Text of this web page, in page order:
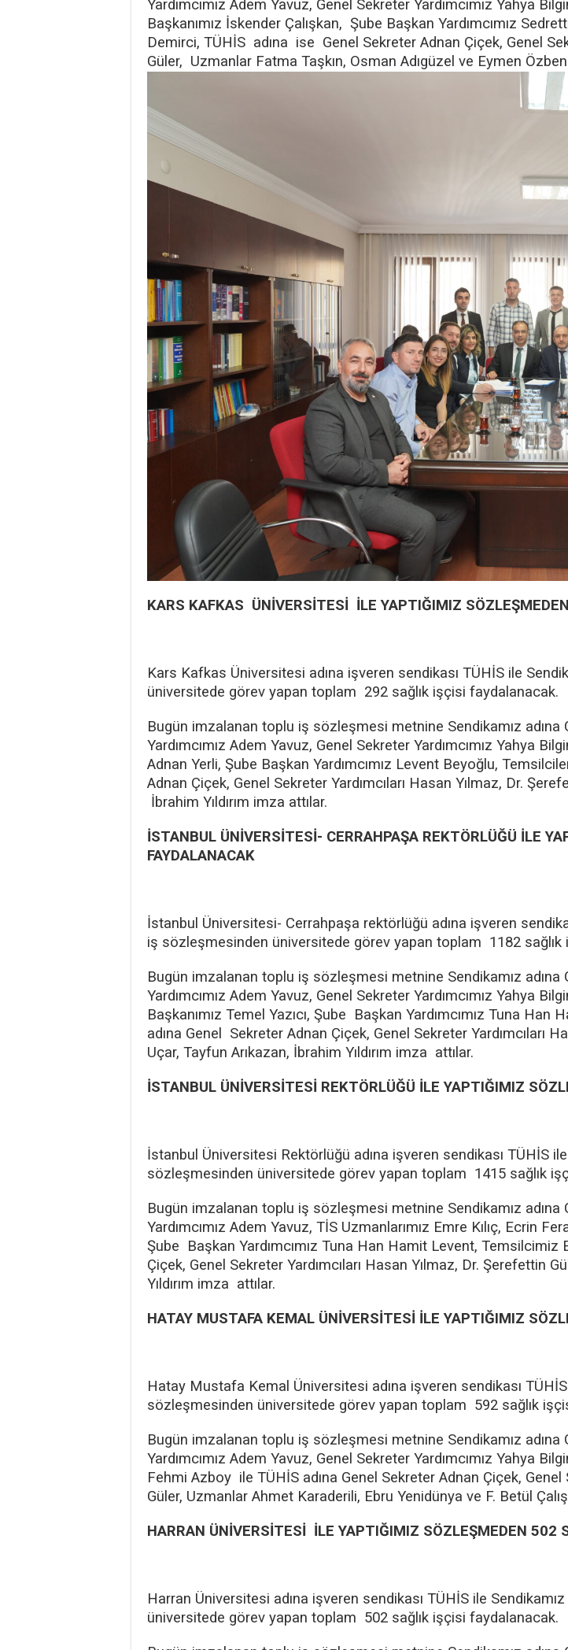
Yardımcımız Adem Yavuz, Genel Sekreter Yardımcımız Yahya
Başkanımız İskender Çalışkan, Şube Başkan Yardımcımız
Demirci, TÜHİS adına ise Genel Sekreter Adnan Çiçek, Genel
Güler, Uzmanlar Fatma Taşkın, Osman Adıgüzel ve Eymen
KARS KAFKAS ÜNİVERSİTESİ İLE YAPTIĞIMIZ
Kars Kafkas Üniversitesi adına işveren sendikası TÜHİS ile
üniversitede görev yapan toplam 292 sağlık işçisi faydalanacak.
Bugün imzalanan toplu iş sözleşmesi metnine Sendikamız adına
Yardımcımız Adem Yavuz, Genel Sekreter Yardımcımız Yahya
Adnan Yerli, Şube Başkan Yardımcımız Levent Beyoğlu,
Adnan Çiçek, Genel Sekreter Yardımcıları Hasan Yılmaz, Dr.
İbrahim Yıldırım imza attılar.
İSTANBUL ÜNİVERSİTESİ- CERRAHPAŞA REKTÖRLÜĞÜ İLE
FAYDALANACAK
İstanbul Üniversitesi- Cerrahpaşa rektörlüğü adına işveren
iş sözleşmesinden üniversitede görev yapan toplam 1182 sağlık
Bugün imzalanan toplu iş sözleşmesi metnine Sendikamız adına
Yardımcımız Adem Yavuz, Genel Sekreter Yardımcımız Yahya
Başkanımız Temel Yazıcı, Şube Başkan Yardımcımız Tuna
adına Genel Sekreter Adnan Çiçek, Genel Sekreter Yardımcıları
Uçar, Tayfun Arıkazan, İbrahim Yıldırım imza attılar.
İSTANBUL ÜNİVERSİTESİ REKTÖRLÜĞÜ İLE YAPTIĞIMIZ
İstanbul Üniversitesi Rektörlüğü adına işveren sendikası TÜHİS
sözleşmesinden üniversitede görev yapan toplam 1415 sağlık
Bugün imzalanan toplu iş sözleşmesi metnine Sendikamız adına
Yardımcımız Adem Yavuz, TİS Uzmanlarımız Emre Kılıç, Ecrin
Şube Başkan Yardımcımız Tuna Han Hamit Levent,
Çiçek, Genel Sekreter Yardımcıları Hasan Yılmaz, Dr. Şerefettin
Yıldırım imza attılar.
HATAY MUSTAFA KEMAL ÜNİVERSİTESİ İLE YAPTIĞIMIZ
Hatay Mustafa Kemal Üniversitesi adına işveren sendikası
sözleşmesinden üniversitede görev yapan toplam 592 sağlık
Bugün imzalanan toplu iş sözleşmesi metnine Sendikamız adına
Yardımcımız Adem Yavuz, Genel Sekreter Yardımcımız Yahya
Fehmi Azboy ile TÜHİS adına Genel Sekreter Adnan Çiçek, Genel
Güler, Uzmanlar Ahmet Karaderili, Ebru Yenidünya ve F. Betül
HARRAN ÜNİVERSİTESİ İLE YAPTIĞIMIZ SÖZLEŞMEDEN 502
Harran Üniversitesi adına işveren sendikası TÜHİS ile
üniversitede görev yapan toplam 502 sağlık işçisi faydalanacak.